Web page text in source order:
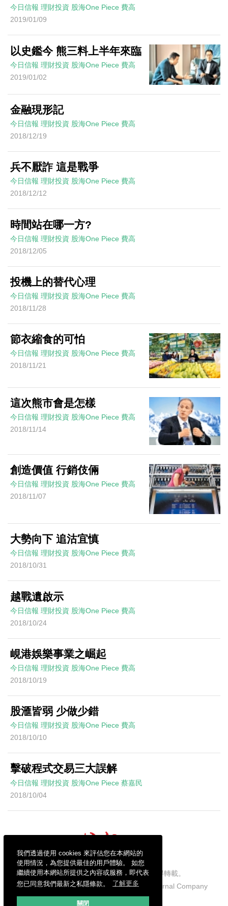
我們透過使用 cookies 來評估您在本網站的
使用情況，為您提供最佳的用戶體驗。 如您
繼續使用本網站所提供之內容或服務，即代表
您已同意我們最新之私隱條款。
了解更多
關閉
今日信報 理財投資 股海One Piece 費高
2019/01/09
以史鑑今 熊三料上半年來臨
今日信報 理財投資 股海One Piece 費高
2019/01/02
金融現形記
今日信報 理財投資 股海One Piece 費高
2018/12/19
兵不厭詐 這是戰爭
今日信報 理財投資 股海One Piece 費高
2018/12/12
時間站在哪一方?
今日信報 理財投資 股海One Piece 費高
2018/12/05
投機上的替代心理
今日信報 理財投資 股海One Piece 費高
2018/11/28
節衣縮食的可怕
今日信報 理財投資 股海One Piece 費高
2018/11/21
這次熊市會是怎樣
今日信報 理財投資 股海One Piece 費高
2018/11/14
創造價值 行銷伎倆
今日信報 理財投資 股海One Piece 費高
2018/11/07
大勢向下 追沽宜慎
今日信報 理財投資 股海One Piece 費高
2018/10/31
越戰遺啟示
今日信報 理財投資 股海One Piece 費高
2018/10/24
峴港娛樂事業之崛起
今日信報 理財投資 股海One Piece 費高
2018/10/19
股滙皆弱 少做少錯
今日信報 理財投資 股海One Piece 費高
2018/10/10
擊破程式交易三大誤解
今日信報 理財投資 股海One Piece 蔡嘉民
2018/10/04
信報財經新聞有限公司版權所有，不得轉載。
Copyright © 2026 Hong Kong Economic Journal Company
Limited. All rights reserved.